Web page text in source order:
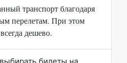
транспорт благодаря
перелетам. При этом
дешево.